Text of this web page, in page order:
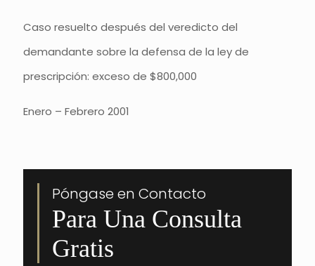
Caso resuelto después del veredicto del
demandante sobre la defensa de la ley de
prescripción: exceso de $800,000
Enero – Febrero 2001
Póngase en Contacto
Para Una Consulta
Gratis